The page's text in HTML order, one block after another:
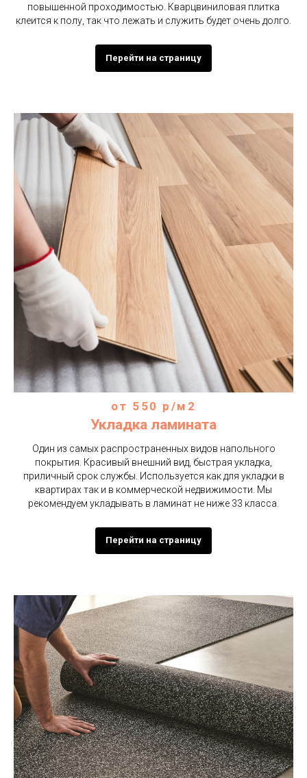
повышенной проходимостью. Кварцвиниловая плитка
клеится к полу, так что лежать и служить будет очень долго.
Перейти на страницу
от 550 р/м2
Укладка ламината
Один из самых распространенных видов напольного
покрытия. Красивый внешний вид, быстрая укладка,
приличный срок службы. Используется как для укладки в
квартирах так и в коммерческой недвижимости. Мы
рекомендуем укладывать в ламинат не ниже 33 класса.
Перейти на страницу
Покрасим лучше, чем Малевич
Ковролин вам в офис
Скучные с Петровичем
Рассрочка/Бартер? Go
Наши электрики не замыкают
Открываем ваши магазины
Сначала бумажки Проекты ускоряют Скучных
Линолеум мыть легче
Косметика тоже важна
Связь со Скучными
Только би-ту-би
Сотрудничество
Опыт
Правила для Заказчика
Заглянуть в цены
Установка плинтуса
Укладка резиновых покрытий Укладка ламината
Установка потолка Армстронг
Покраска стен
промышленных помещений
Обшивка стен алюминиевыми
рифлеными листами типа
Механизированный демонтаж
напольных покрытий
На главную
© Скучная компания
Houses and Apartments
Запрос на удаленный расчет
hello@boringstroy.ru